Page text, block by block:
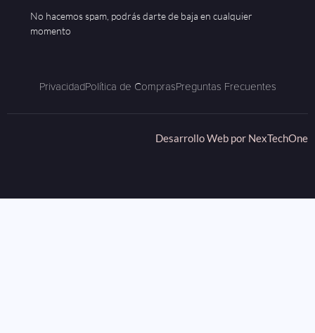
No hacemos spam, podrás darte de baja en cualquier
momento
PrivacidadPolítica de ComprasPreguntas Frecuentes
Desarrollo Web por NexTechOne